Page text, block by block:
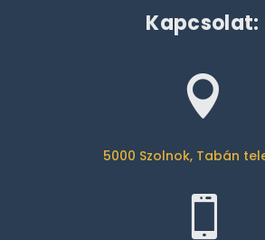
Kapcsolat:

5000 Szolnok, Tabán
